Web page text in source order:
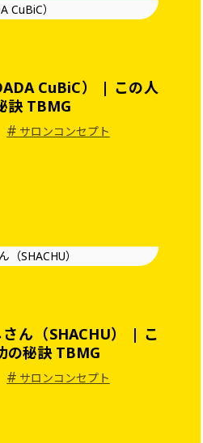
CuBiC） | この人
訣 TBMG
# サロンコンセプト
ん（SHACHU） | こ
の秘訣 TBMG
# サロンコンセプト